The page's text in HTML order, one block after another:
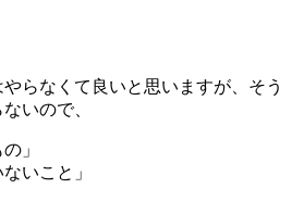
らなくて良いと思いますが、そう
いので、
」
いこと」